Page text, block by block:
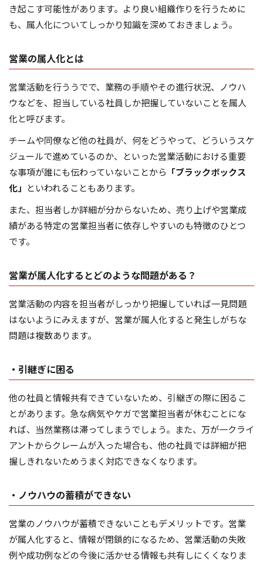
き起こす可能性があります。より良い組織作りを行うために
も、属人化についてしっかり知識を深めておきましょう。
営業の属人化とは
営業活動を行ううでで、業務の手順やその進行状況、ノウハ
ウなどを、担当している社員しか把握していないことを属人
化と呼びます。
チームや同僚など他の社員が、何をどうやって、どういうスケ
ジュールで進めているのか、といった営業活動における重要
な事項が誰にも伝わっていないことから 「ブラックボックス
化」 といわれることもあります。
また、担当者しか詳細が分からないため、売り上げや営業成
績がある特定の営業担当者に依存しやすいのも特徴のひとつ
です。
営業が属人化するとどのような問題がある？
営業活動の内容を担当者がしっかり把握していれば一見問題
はないようにみえますが、営業が属人化すると発生しがちな
問題は複数あります。
・引継ぎに困る
他の社員と情報共有できていないため、引継ぎの際に困るこ
とがあります。急な病気やケガで営業担当者が休むことにな
れば、当然業務は滞ってしまうでしょう。また、万が一クライ
アントからクレームが入った場合も、他の社員では詳細が把
握しきれないためうまく対応できなくなります。
・ノウハウの蓄積ができない
営業のノウハウが蓄積できないこともデメリットです。営業
が属人化すると、情報が閉鎖的になるため、営業活動の失敗
例や成功例などの今後に活かせる情報も共有しにくくなりま